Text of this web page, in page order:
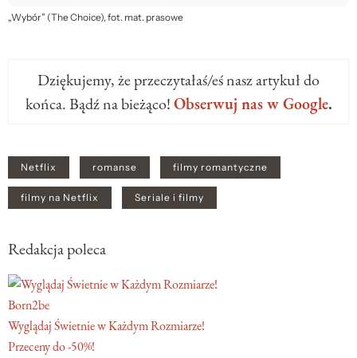
„Wybór” (The Choice), fot. mat. prasowe
Dziękujemy, że przeczytałaś/eś nasz artykuł do
końca. Bądź na bieżąco!Obserwuj nas w Google.
Netflix romanse filmy romantyczne
filmy na Netflix Seriale i filmy
Redakcja poleca
Born2be
Wyglądaj Świetnie w Każdym Rozmiarze!
Przeceny do -50%!